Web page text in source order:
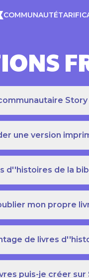
COMMUNAUTÉ
une version
d''histoires de la
mon propre
de livres
puis-je créer sur